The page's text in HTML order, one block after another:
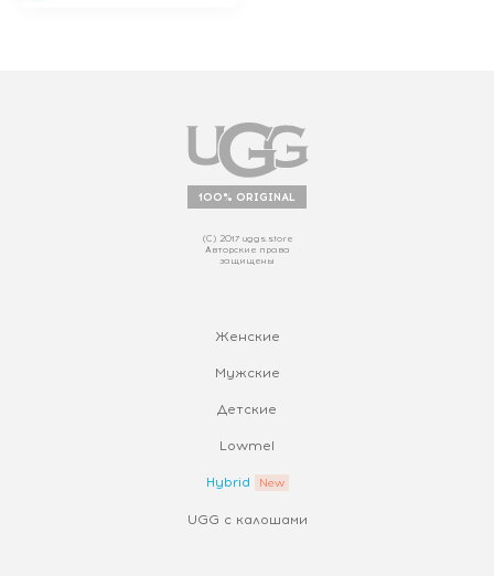
100% ORIGINAL
(С) 2017 uggs.store
Авторские права
защищены
Женские
Мужские
Детские
Lowmel
Hybrid
UGG с калошами